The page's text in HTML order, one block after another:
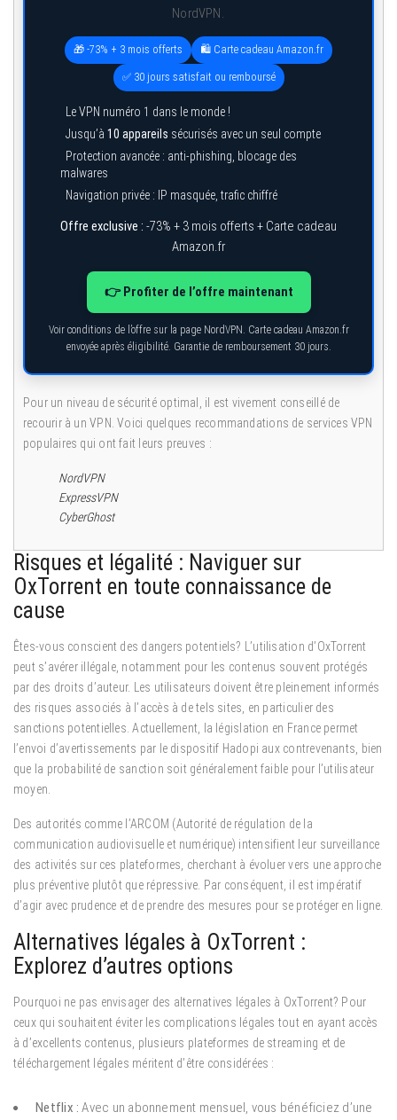
NordVPN.
🎁 -73% + 3 mois offerts 🛍️ Carte cadeau Amazon.fr
✅ 30 jours satisfait ou remboursé
Le VPN numéro 1 dans le monde !
Jusqu’à 10 appareils sécurisés avec un seul compte
Protection avancée : anti-phishing, blocage des
malwares
Navigation privée : IP masquée, trafic chiffré
Offre exclusive : -73% + 3 mois offerts + Carte cadeau
Amazon.fr
👉 Profiter de l’offre maintenant
Voir conditions de l’offre sur la page NordVPN. Carte cadeau Amazon.fr
envoyée après éligibilité. Garantie de remboursement 30 jours.
Pour un niveau de sécurité optimal, il est vivement conseillé de
recourir à un VPN. Voici quelques recommandations de services VPN
populaires qui ont fait leurs preuves :
NordVPN
ExpressVPN
CyberGhost
Risques et légalité : Naviguer sur
OxTorrent en toute connaissance de
cause
Êtes-vous conscient des dangers potentiels? L’utilisation d’OxTorrent
peut s’avérer illégale, notamment pour les contenus souvent protégés
par des droits d’auteur. Les utilisateurs doivent être pleinement informés
des risques associés à l’accès à de tels sites, en particulier des
sanctions potentielles. Actuellement, la législation en France permet
l’envoi d’avertissements par le dispositif Hadopi aux contrevenants, bien
que la probabilité de sanction soit généralement faible pour l’utilisateur
moyen.
Des autorités comme l’ARCOM (Autorité de régulation de la
communication audiovisuelle et numérique) intensifient leur surveillance
des activités sur ces plateformes, cherchant à évoluer vers une approche
plus préventive plutôt que répressive. Par conséquent, il est impératif
d’agir avec prudence et de prendre des mesures pour se protéger en ligne.
Alternatives légales à OxTorrent :
Explorez d’autres options
Pourquoi ne pas envisager des alternatives légales à OxTorrent? Pour
ceux qui souhaitent éviter les complications légales tout en ayant accès
à d’excellents contenus, plusieurs plateformes de streaming et de
téléchargement légales méritent d’être considérées :
Netflix : Avec un abonnement mensuel, vous bénéficiez d’une